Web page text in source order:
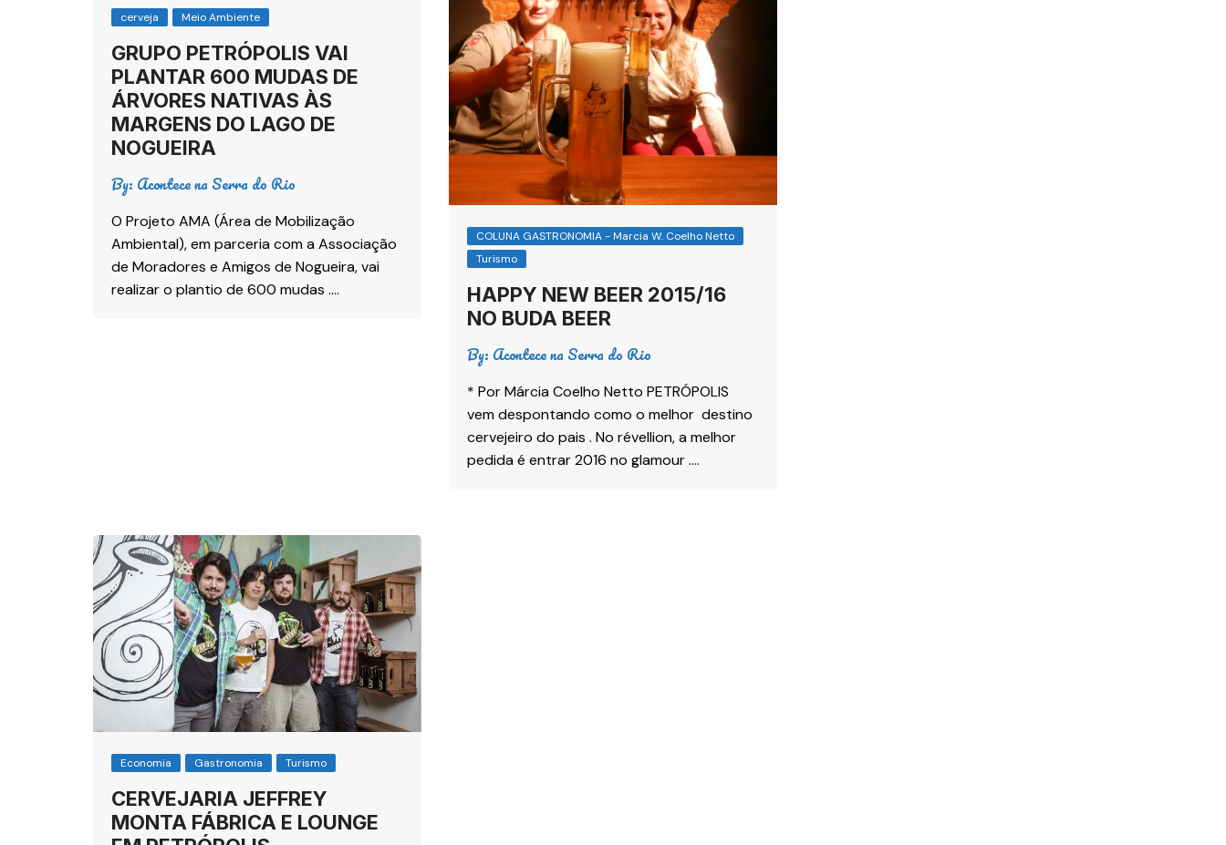
cerveja Meio Ambiente
GRUPO PETRÓPOLIS VAI
PLANTAR 600 MUDAS DE
ÁRVORES NATIVAS ÀS
MARGENS DO LAGO DE
NOGUEIRA
By: Acontece na Serra do Rio
O Projeto AMA (Área de Mobilização
Ambiental), em parceria com a Associação
de Moradores e Amigos de Nogueira, vai
realizar o plantio de 600 mudas ….
COLUNA GASTRONOMIA - Marcia W. Coelho Netto
Turismo
HAPPY NEW BEER 2015/16
NO BUDA BEER
By: Acontece na Serra do Rio
* Por Márcia Coelho Netto PETRÓPOLIS
vem despontando como o melhor destino
cervejeiro do pais . No révellion, a melhor
pedida é entrar 2016 no glamour ….
Economia Gastronomia Turismo
CERVEJARIA JEFFREY
MONTA FÁBRICA E LOUNGE